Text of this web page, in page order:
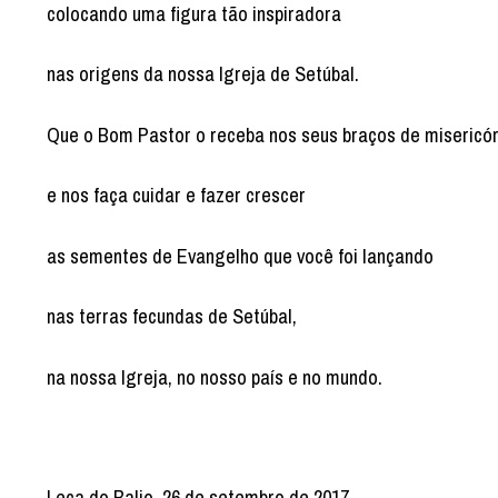
colocando uma figura tão inspiradora
nas origens da nossa Igreja de Setúbal.
Que o Bom Pastor o receba nos seus braços de
e nos faça cuidar e fazer crescer
as sementes de Evangelho que você foi lançando
nas terras fecundas de Setúbal,
na nossa Igreja, no nosso país e no mundo.